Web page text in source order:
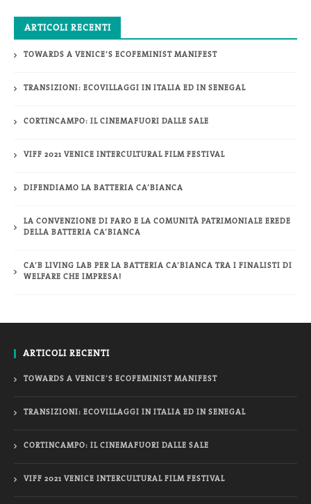
ARTICOLI RECENTI
TOWARDS A VENICE’S ECOFEMINIST MANIFEST
TRANSIZIONI: ECOVILLAGGI IN ITALIA ED IN SENEGAL
CORTINCAMPO: IL CINEMAFUORI DALLE SALE
VIFF 2021 VENICE INTERCULTURAL FILM FESTIVAL
DIFENDIAMO LA BATTERIA CA’BIANCA
LA CONVENZIONE DI FARO E LA COMUNITÀ PATRIMONIALE EREDE
DELLA BATTERIA CA’BIANCA
CA’B LIVING LAB PER LA BATTERIA CA’BIANCA TRA I FINALISTI DI
WELFARE CHE IMPRESA!
ARTICOLI RECENTI
TOWARDS A VENICE’S ECOFEMINIST MANIFEST
TRANSIZIONI: ECOVILLAGGI IN ITALIA ED IN SENEGAL
CORTINCAMPO: IL CINEMAFUORI DALLE SALE
VIFF 2021 VENICE INTERCULTURAL FILM FESTIVAL